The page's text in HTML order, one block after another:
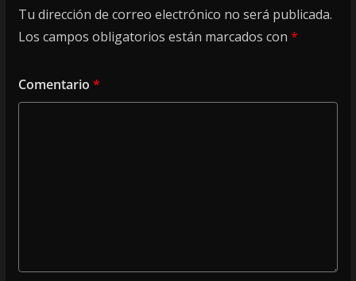
Tu dirección de correo electrónico no será publicada.
Los campos obligatorios están marcados con *
Comentario *